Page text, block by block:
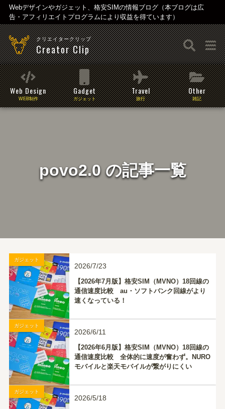
Webデザインやガジェット、格安SIMの情報ブログ（本ブログは広
告・アフィリエイトプログラムにより収益を得ています）
クリエイタークリップ
Creator Clip
Web Design
WEB制作
Gadget
ガジェット
Travel
旅行
Other
雑記
povo2.0 の記事一覧
ガジェット
2026/7/23
【2026年7月版】格安SIM（MVNO）18回線の
通信速度比較 au・ソフトバンク回線がより
速くなっている！
ガジェット
2026/6/11
【2026年6月版】格安SIM（MVNO）18回線の
通信速度比較 全体的に速度が奮わず。NURO
モバイルと楽天モバイルが繋がりにくい
ガジェット
2026/5/18